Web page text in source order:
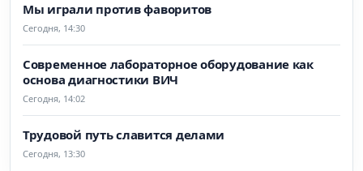
Мы играли против фаворитов
Сегодня, 14:30
Современное лабораторное оборудование как
основа диагностики ВИЧ
Сегодня, 14:02
Трудовой путь славится делами
Сегодня, 13:30